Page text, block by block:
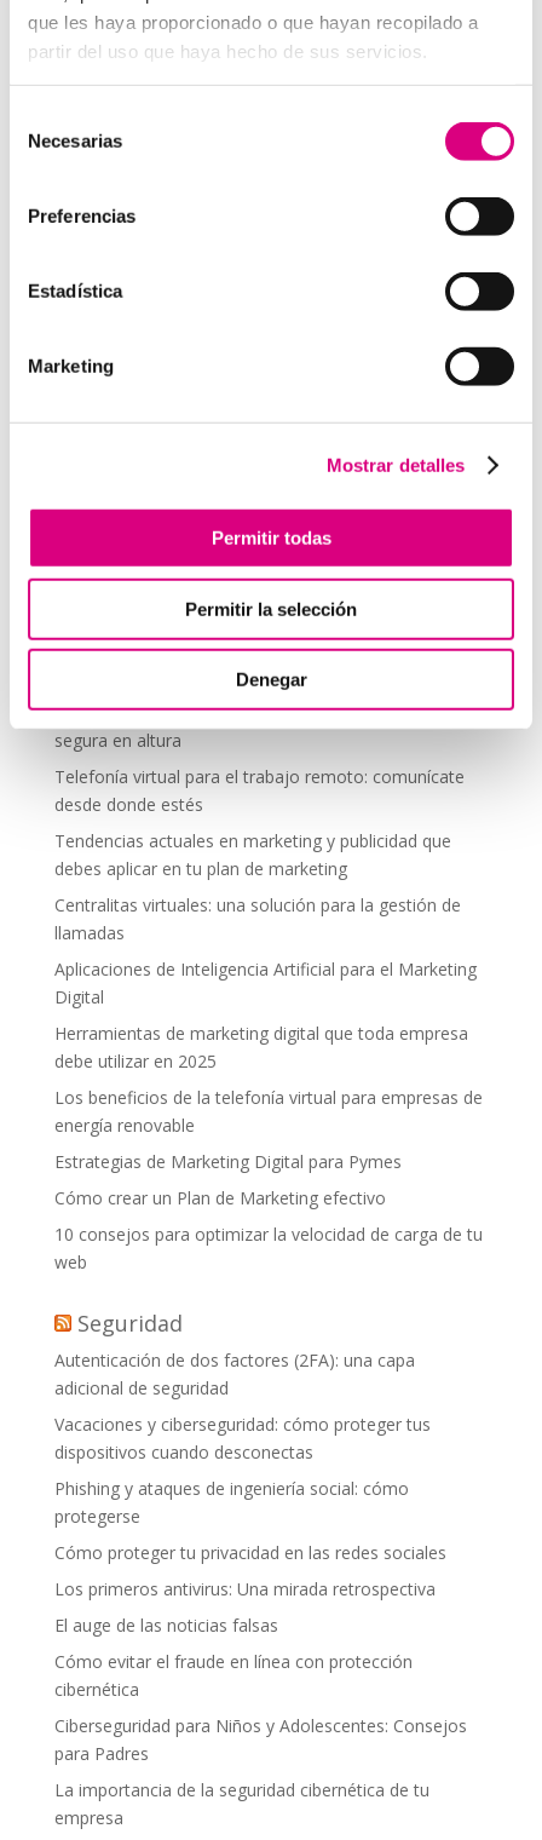
que les haya proporcionado o que hayan recopilado a
partir del uso que haya hecho de sus servicios.
Necesarias
Preferencias
Estadística
Marketing
Mostrar detalles
Permitir todas
Permitir la selección
Denegar
digital a ESET NOD 32, porque entienden que un
ataque en vacaciones puede suponer una pérdida de
EnSystem Network Communication
, con más de
15 años de experiencia, disponemos de un equipo de
negocio.Telefonía Virtual, Antivirus y Seguridad,
Business
; siempre con las garantías de un trabajo
través de nuestro email:
hola@grupo-system.com
Enviar comentario
Lo siento, debes estarconectadopara publicar un
comentario.
Telefonía Virtual
Interfonos IP para aerogeneradores: comunicación
segura en altura
Telefonía virtual para el trabajo remoto: comunícate
desde donde estés
Tendencias actuales en marketing y publicidad que
debes aplicar en tu plan de marketing
Centralitas virtuales: una solución para la gestión de
llamadas
Aplicaciones de Inteligencia Artificial para el Marketing
Digital
Herramientas de marketing digital que toda empresa
debe utilizar en 2025
Los beneficios de la telefonía virtual para empresas de
energía renovable
Estrategias de Marketing Digital para Pymes
Cómo crear un Plan de Marketing efectivo
10 consejos para optimizar la velocidad de carga de tu
web
Seguridad
Autenticación de dos factores (2FA): una capa
adicional de seguridad
Vacaciones y ciberseguridad: cómo proteger tus
dispositivos cuando desconectas
Phishing y ataques de ingeniería social: cómo
protegerse
Cómo proteger tu privacidad en las redes sociales
Los primeros antivirus: Una mirada retrospectiva
El auge de las noticias falsas
Cómo evitar el fraude en línea con protección
cibernética
Ciberseguridad para Niños y Adolescentes: Consejos
para Padres
La importancia de la seguridad cibernética de tu
empresa